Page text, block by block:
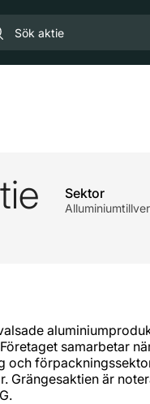
Sektor
samarbetar
och
Grängesaktien är